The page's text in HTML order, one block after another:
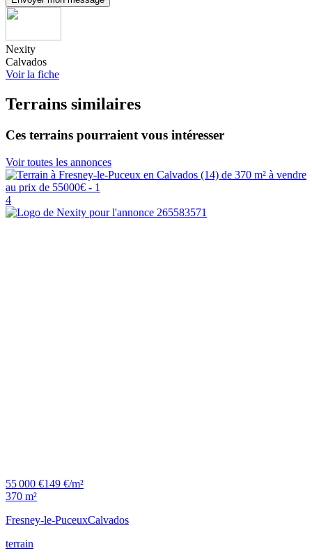
Nexity
Calvados
Voir la fiche
Terrains similaires
Ces terrains pourraient vous intéresser
Voir toutes les annonces
4
55 000 €149 €/m²
370 m²
Fresney-le-PuceuxCalvados
terrain